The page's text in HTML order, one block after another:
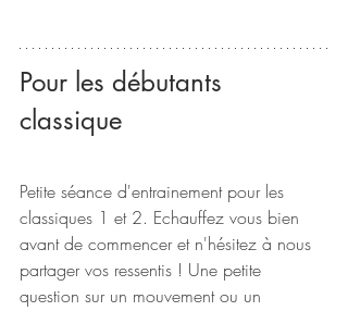
Pour les débutants
classique
Petite séance d'entrainement pour les
classiques 1 et 2. Echauffez vous bien
avant de commencer et n'hésitez à nous
partager vos ressentis ! Une petite
question sur un mouvement ou un